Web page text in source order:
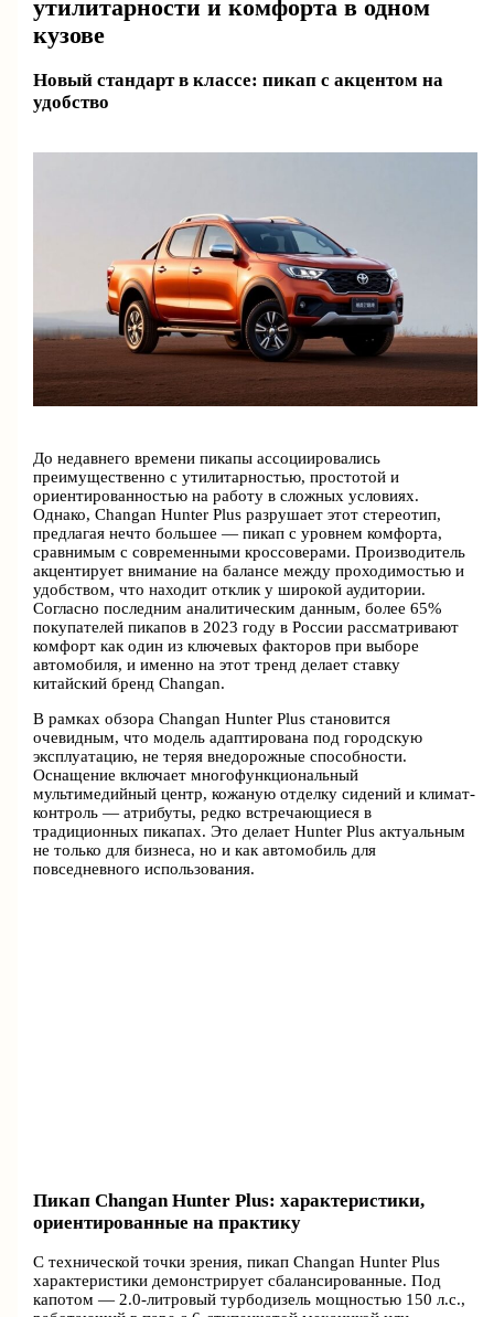
утилитарности и комфорта в одном
кузове
Новый стандарт в классе: пикап с акцентом на
удобство
До недавнего времени пикапы ассоциировались
преимущественно с утилитарностью, простотой и
ориентированностью на работу в сложных условиях.
Однако, Changan Hunter Plus разрушает этот стереотип,
предлагая нечто большее — пикап с уровнем комфорта,
сравнимым с современными кроссоверами. Производитель
акцентирует внимание на балансе между проходимостью и
удобством, что находит отклик у широкой аудитории.
Согласно последним аналитическим данным, более 65%
покупателей пикапов в 2023 году в России рассматривают
комфорт как один из ключевых факторов при выборе
автомобиля, и именно на этот тренд делает ставку
китайский бренд Changan.
В рамках обзора Changan Hunter Plus становится
очевидным, что модель адаптирована под городскую
эксплуатацию, не теряя внедорожные способности.
Оснащение включает многофункциональный
мультимедийный центр, кожаную отделку сидений и климат-
контроль — атрибуты, редко встречающиеся в
традиционных пикапах. Это делает Hunter Plus актуальным
не только для бизнеса, но и как автомобиль для
повседневного использования.
Пикап Changan Hunter Plus: характеристики,
ориентированные на практику
С технической точки зрения, пикап Changan Hunter Plus
характеристики демонстрирует сбалансированные. Под
капотом — 2.0-литровый турбодизель мощностью 150 л.с.,